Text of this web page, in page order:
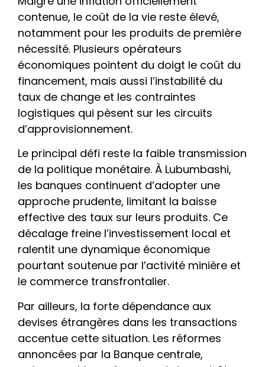
contenue, le coût de la vie reste élevé,
notamment pour les produits de première
nécessité. Plusieurs opérateurs
économiques pointent du doigt le coût du
financement, mais aussi l’instabilité du
taux de change et les contraintes
logistiques qui pèsent sur les circuits
d’approvisionnement.
Le principal défi reste la faible transmission
de la politique monétaire. À Lubumbashi,
les banques continuent d’adopter une
approche prudente, limitant la baisse
effective des taux sur leurs produits. Ce
décalage freine l’investissement local et
ralentit une dynamique économique
pourtant soutenue par l’activité minière et
le commerce transfrontalier.
Par ailleurs, la forte dépendance aux
devises étrangères dans les transactions
accentue cette situation. Les réformes
annoncées par la Banque centrale,